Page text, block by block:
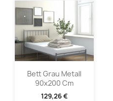
Bett Grau Metall
90x200 Cm
129,26 €